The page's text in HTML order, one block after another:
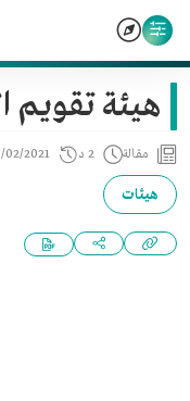
هيئة تقويم
مقالة 2 د 02/2021
هيئات